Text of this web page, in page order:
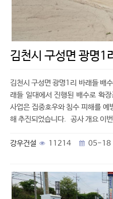
김천시 구성면 광명1
김천시 구성면 광명1리 바래들 배
래들 일대에서 진행된 배수로 확
사업은 집중호우와 침수 피해를
해 추진되었습니다. 공사 개요 이
강우건설 11214 05-18